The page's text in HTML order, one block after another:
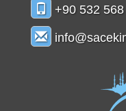
+90 532